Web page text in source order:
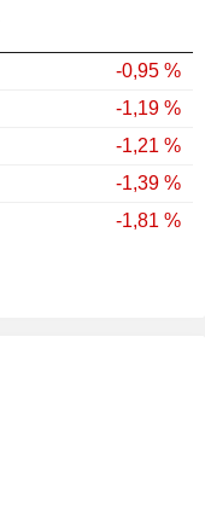
-0,95 %
-1,19 %
-1,21 %
-1,39 %
-1,81 %